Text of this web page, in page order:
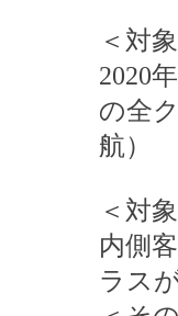
＜対
2020
の全
航）
＜対
内側
ラス